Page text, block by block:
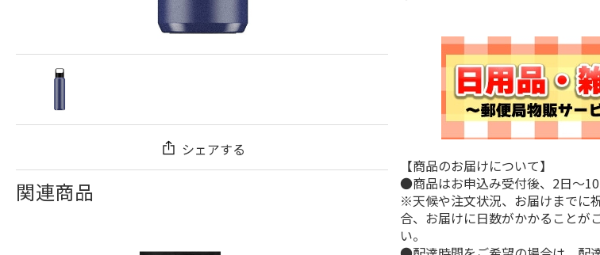
シェアする
関連商品
【商品のお届けについて】
●商品はお申込み受付後、2日～10
※天候や注文状況、お届けまでに
合、お届けに日数がかかることが
い。